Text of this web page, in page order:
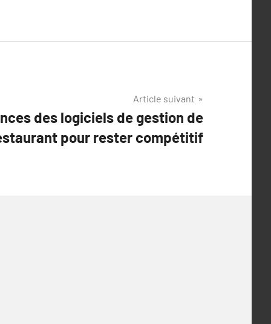
Article suivant
des logiciels de gestion de
pour rester compétitif